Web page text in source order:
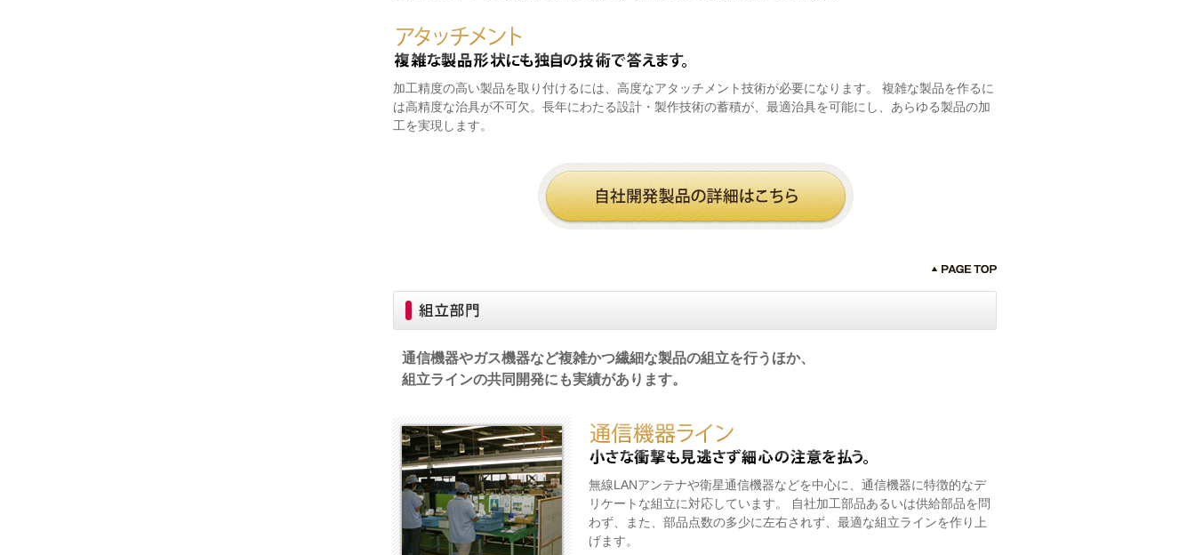
加工精度の高い製品を取り付けるには、高度なアタッチメント技術が必要になります。 複雑な製品を作るに
は高精度な治具が不可欠。長年にわたる設計・製作技術の蓄積が、最適治具を可能にし、あらゆる製品の加
工を実現します。
通信機器やガス機器など複雑かつ繊細な製品の組立を行うほか、
組立ラインの共同開発にも実績があります。
無線LANアンテナや衛星通信機器などを中心に、通信機器に特徴的なデ
リケートな組立に対応しています。 自社加工部品あるいは供給部品を問
わず、また、部品点数の多少に左右されず、最適な組立ラインを作り上
げます。